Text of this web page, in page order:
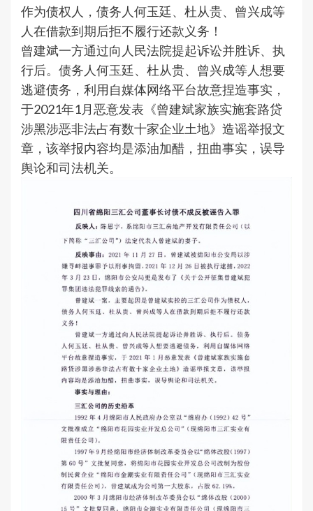
作为债权人，债务人何玉廷、杜从贵、曾兴成等
人在借款到期后拒不履行还款义务！
曾建斌一方通过向人民法院提起诉讼并胜诉、执
行后。债务人何玉廷、杜从贵、曾兴成等人想要
逃避债务，利用自媒体网络平台故意捏造事实，
于2021年1月恶意发表《曾建斌家族实施套路贷
涉黑涉恶非法占有数十家企业土地》造谣举报文
章，该举报内容均是添油加醋，扭曲事实，误导
舆论和司法机关。